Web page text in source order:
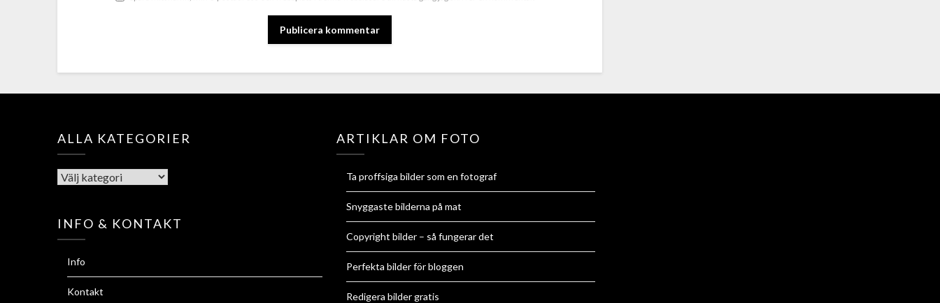
ALLA KATEGORIER
INFO & KONTAKT
Info
Kontakt
ARTIKLAR OM FOTO
Ta proffsiga bilder som en fotograf
Snyggaste bilderna på mat
Copyright bilder – så fungerar det
Perfekta bilder för bloggen
Redigera bilder gratis